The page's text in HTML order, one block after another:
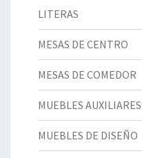
LITERAS
MESAS DE CENTRO
MESAS DE COMEDOR
MUEBLES AUXILIARES
MUEBLES DE DISEÑO